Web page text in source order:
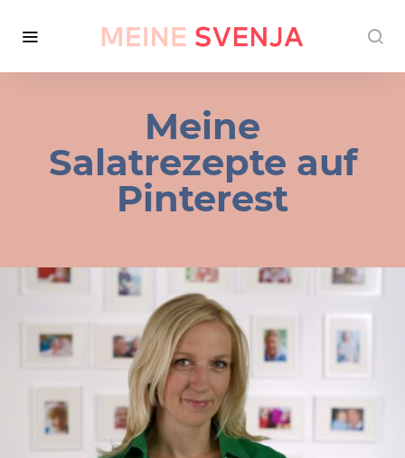
Meine
Salatrezepte auf
Pinterest